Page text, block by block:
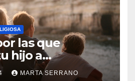
T
A
R
I
O
H
A
Y
las que
hijo a
MARTA SERRANO